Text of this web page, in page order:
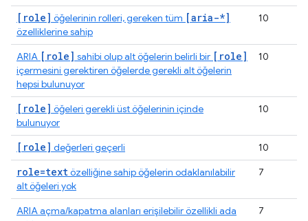
[role] öğelerinin rolleri, gereken tüm [aria-*]
özelliklerine sahip
10
ARIA [role] sahibi olup alt öğelerin belirli bir [role]
içermesini gerektiren öğelerde gerekli alt öğelerin
hepsi bulunuyor
10
[role] öğeleri gerekli üst öğelerinin içinde
bulunuyor
10
[role] değerleri geçerli 10
role=textözelliğine sahip öğelerin odaklanılabilir
alt öğeleri yok
7
ARIA açma/kapatma alanları erişilebilir özellikli ada
7